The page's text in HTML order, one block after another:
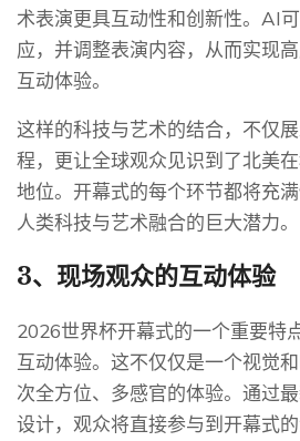
术表演更具互动性和创新性。AI
应，并调整表演内容，从而实现
互动体验。
这样的科技与艺术的结合，不仅
程，更让全球观众见识到了北美
地位。开幕式的每个环节都将充
人类科技与艺术融合的巨大潜力。
3、现场观众的互动体验
2026世界杯开幕式的一个重要特
互动体验。这不仅仅是一个视觉
次全方位、多感官的体验。通过
设计，观众将直接参与到开幕式